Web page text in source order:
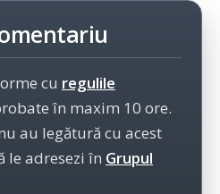
cu regulile
în maxim 10 ore.
au legătură cu acest
le adresezi în Grupul